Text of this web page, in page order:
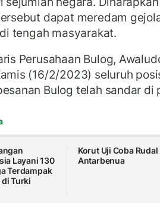
dapat meredam
tengah masyarakat.
Perusahaan Bulog,
(16/2/2023) seluruh
Bulog telah sandar di
Layani 130
Terdampak
Turki
Korut Uji Coba Rudal
Antarbenua